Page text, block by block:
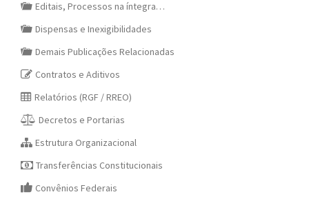
Editais, Processos na íntegra…
Dispensas e Inexigibilidades
Demais Publicações Relacionadas
Contratos e Aditivos
Relatórios (RGF / RREO)
Decretos e Portarias
Estrutura Organizacional
Transferências Constitucionais
Convênios Federais